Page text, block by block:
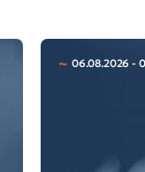
06.08.2026 -